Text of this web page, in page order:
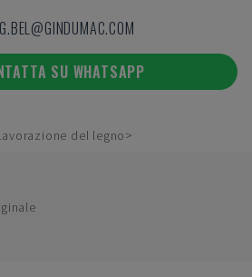
G.BEL@GINDUMAC.COM
SU WHATSAPP
del legno